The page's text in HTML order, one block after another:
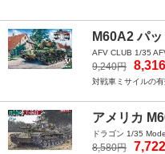
M60A2 パ
AFV CLUB 1/35
9,240円
対戦車ミサイルの
アメリカ
ドラゴン 1/35
8,580円